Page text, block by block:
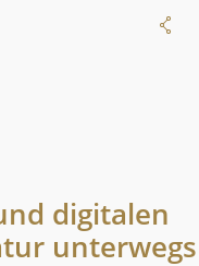
digitalen
unterwegs